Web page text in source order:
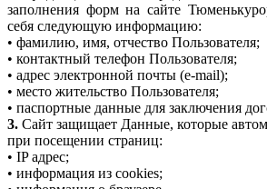
заполнения форм на сайте
себя следующую информацию:
• фамилию, имя, отчество Пользователя;
• контактный телефон Пользователя;
• адрес электронной почты (e-mail);
• место жительство Пользователя;
• паспортные данные для заключения
3. Сайт защищает Данные, которые
при посещении страниц:
• IP адрес;
• информация из cookies;